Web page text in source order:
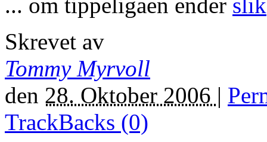
... om tippeligaen ender slik
Skrevet av
Tommy Myrvoll
den 28. Oktober 2006 |
TrackBacks (0)